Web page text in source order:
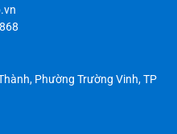
Phường Trường Vinh, TP